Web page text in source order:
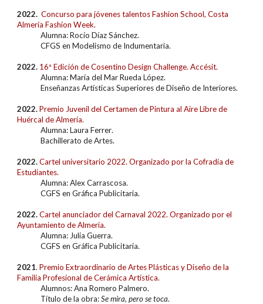
2022. Concurso para jóvenes talentos Fashion School, Costa
Almería Fashion Week.
Alumna: Rocío Díaz Sánchez.
CFGS en Modelismo de Indumentaria.
2022. 16ª Edición de Cosentino Design Challenge. Accésit.
Alumna:María del Mar Rueda López.
Enseñanzas Artísticas Superiores de Diseño de Interiores.
2022.Premio Juvenil del Certamen de Pintura al Aire Libre de
Huércal de Almería.
Alumna:Laura Ferrer.
Bachillerato de Artes.
2022.Carteluniversitario 2022. Organizado porla Cofradía de
Estudiantes.
Alumna:Alex Carrascosa.
CGFS en Gráfica Publicitaria.
2022.Cartel anunciador del Carnaval 2022. Organizado por el
Ayuntamiento de Almería.
Alumna: Julia Guerra.
CGFS enGráfica Publicitaria.
2021.Premio Extraordinario de Artes Plásticas y Diseño de la
Familia Profesionalde Cerámica Artística.
Alumnos: Ana Romero Palmero.
Título de la obra:Se mira, pero se toca.